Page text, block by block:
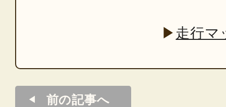
▶ 走行マ
前の記事へ